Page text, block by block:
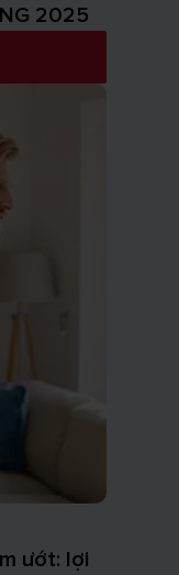
2025
ướt: lợi